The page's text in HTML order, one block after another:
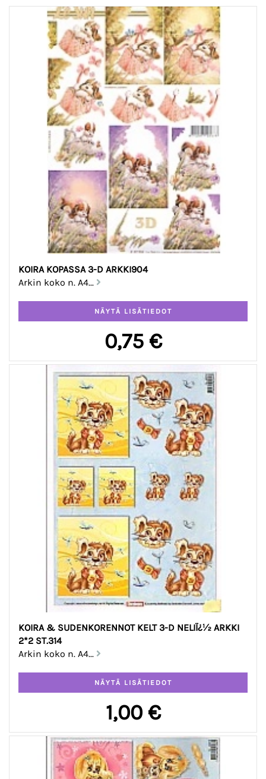
KOIRA KOPASSA 3-D ARKKI904
Arkin koko n. A4...
0,75 €
KOIRA & SUDENKORENNOT KELT 3-D NELIÏ¿½ ARKKI
2*2 ST.314
Arkin koko n. A4...
1,00 €